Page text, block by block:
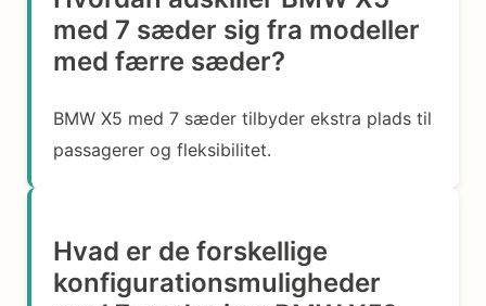
med 7 sæder sig fra modeller
med færre sæder?
BMW X5 med 7 sæder tilbyder ekstra plads til
passagerer og fleksibilitet.
Hvad er de forskellige
konfigurationsmuligheder